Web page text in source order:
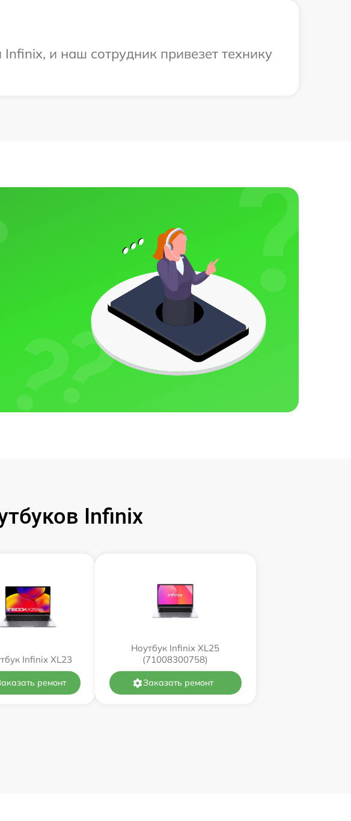
и наш сотрудник привезет технику
Infinix
Infinix XL23
ремонт
Ноутбук Infinix XL25
(71008300758)
Заказать ремонт